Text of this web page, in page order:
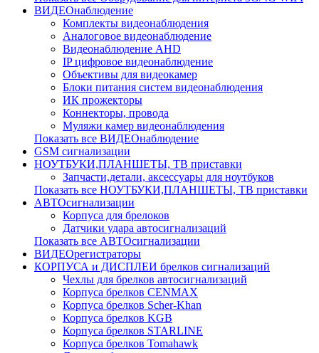
ВИДЕОнаблюдение
Комплекты видеонаблюдения
Аналоговое видеонаблюдение
Видеонаблюдение AHD
IP цифровое видеонаблюдение
Объективы для видеокамер
Блоки питания систем видеонаблюдения
ИК прожекторы
Коннекторы, провода
Муляжи камер видеонаблюдения
Показать все ВИДЕОнаблюдение
GSM сигнализации
НОУТБУКИ,ПЛАНШЕТЫ, ТВ приставки
Запчасти,детали, аксессуары для ноутбуков
Показать все НОУТБУКИ,ПЛАНШЕТЫ, ТВ приставки
АВТОсигнализации
Корпуса для брелоков
Датчики удара автосигнализаций
Показать все АВТОсигнализации
ВИДЕОрегистраторы
КОРПУСА и ДИСПЛЕИ брелков сигнализаций
Чехлы для брелков автосигнализаций
Корпуса брелков CENMAX
Корпуса брелков Scher-Khan
Корпуса брелков KGB
Корпуса брелков STARLINE
Корпуса брелков Tomahawk